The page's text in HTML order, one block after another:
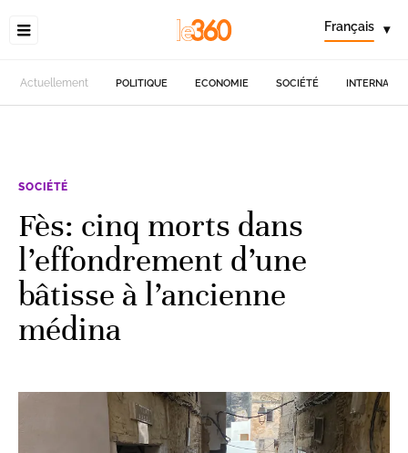
Français ▾
Actuellement POLITIQUE ECONOMIE SOCIÉTÉ
SOCIÉTÉ
Fès: cinq morts dans
l’effondrement d’une
bâtisse à l’ancienne
médina